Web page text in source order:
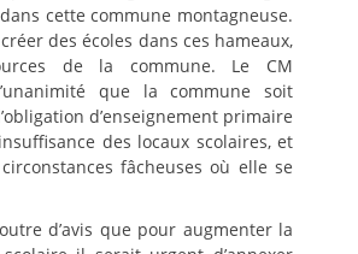
cette commune montagneuse.
des écoles dans ces hameaux,
de la commune. Le CM
que la commune soit
d’enseignement primaire
des locaux scolaires, et
fâcheuses où elle se
d’avis que pour augmenter la